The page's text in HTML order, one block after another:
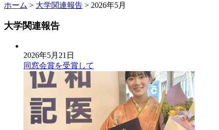
ホーム > 大学関連報告 > 2026年5月
大学関連報告
2026年5月21日
同窓会賞を受賞して